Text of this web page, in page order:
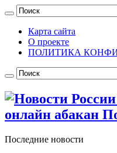
Карта сайта
О проекте
ПОЛИТИКА
онлайн абакан
Последние новости